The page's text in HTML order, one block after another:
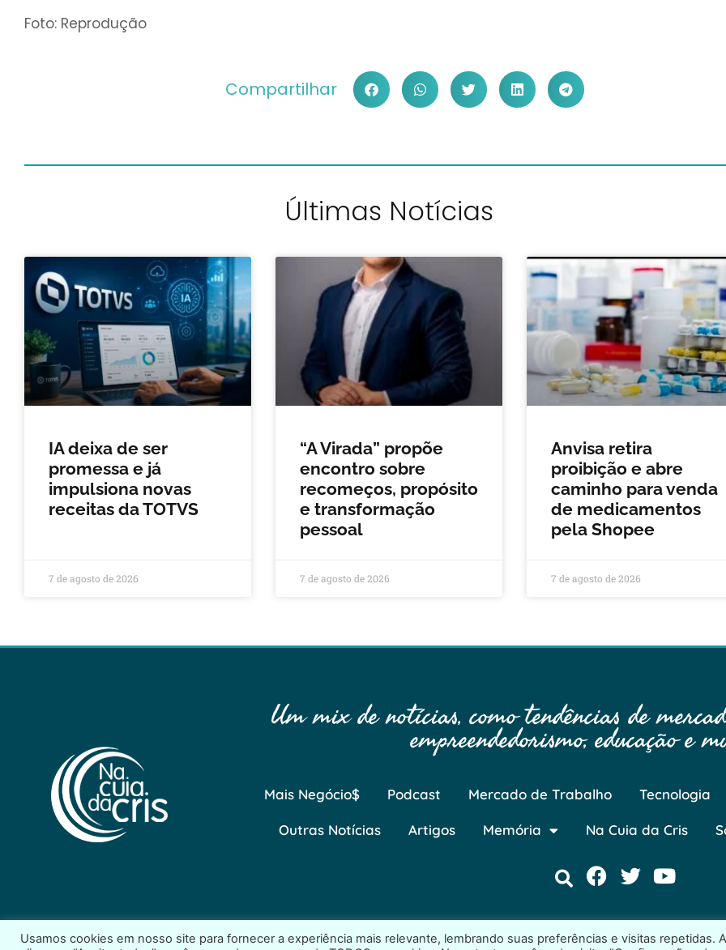
Foto: Reprodução
Compartilhar
Últimas Notícias
IA deixa de ser
promessa e já
impulsiona novas
receitas da TOTVS
7 de agosto de 2026
“A Virada” propõe
encontro sobre
recomeços, propósito
e transformação
pessoal
7 de agosto de 2026
Anvisa retira
proibição e abre
caminho para venda
de medicamentos
pela Shopee
7 de agosto de 2026
Um mix de notícias, como tendências de
empreendedorismo, educação e
Mais Negócio$ Podcast Mercado de Trabalho Tecnologia
Outras Notícias Artigos Memória Na Cuia da Cris
Usamos cookies em nosso site para fornecer a experiência mais relevante, lembrando suas preferências e visitas repetidas.